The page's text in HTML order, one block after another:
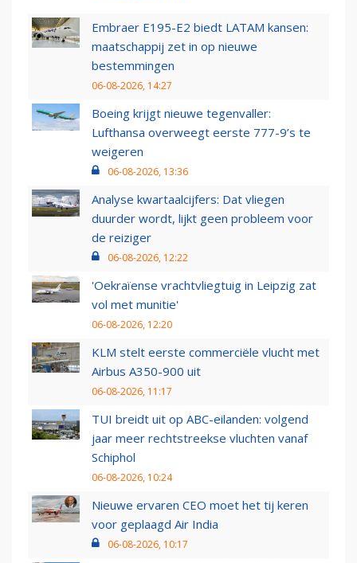
Embraer E195-E2 biedt LATAM kansen:
maatschappij zet in op nieuwe
bestemmingen
06-08-2026, 14:27
Boeing krijgt nieuwe tegenvaller:
Lufthansa overweegt eerste 777-9’s te
weigeren
06-08-2026, 13:36
Analyse kwartaalcijfers: Dat vliegen
duurder wordt, lijkt geen probleem voor
de reiziger
06-08-2026, 12:22
'Oekraïense vrachtvliegtuig in Leipzig zat
vol met munitie'
06-08-2026, 12:20
KLM stelt eerste commerciële vlucht met
Airbus A350-900 uit
06-08-2026, 11:17
TUI breidt uit op ABC-eilanden: volgend
jaar meer rechtstreekse vluchten vanaf
Schiphol
06-08-2026, 10:24
Nieuwe ervaren CEO moet het tij keren
voor geplaagd Air India
06-08-2026, 10:17